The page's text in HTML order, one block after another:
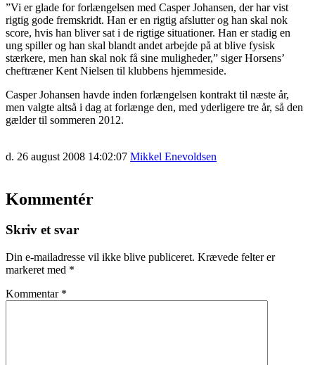
”Vi er glade for forlængelsen med Casper Johansen, der har vist
rigtig gode fremskridt. Han er en rigtig afslutter og han skal nok
score, hvis han bliver sat i de rigtige situationer. Han er stadig en
ung spiller og han skal blandt andet arbejde på at blive fysisk
stærkere, men han skal nok få sine muligheder,” siger Horsens’
cheftræner Kent Nielsen til klubbens hjemmeside.
Casper Johansen havde inden forlængelsen kontrakt til næste år,
men valgte altså i dag at forlænge den, med yderligere tre år, så den
gælder til sommeren 2012.
d. 26 august 2008 14:02:07 Mikkel Enevoldsen
Kommentér
Skriv et svar
Din e-mailadresse vil ikke blive publiceret. Krævede felter er
markeret med *
Kommentar *